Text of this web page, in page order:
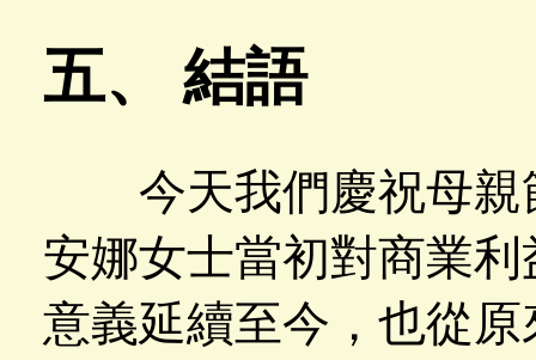
五、 結語
今天我們慶祝母親
安娜女士當初對商業
意義延續至今，也從